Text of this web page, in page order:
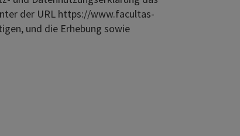
der URL https://www.facultas-
und die Erhebung sowie